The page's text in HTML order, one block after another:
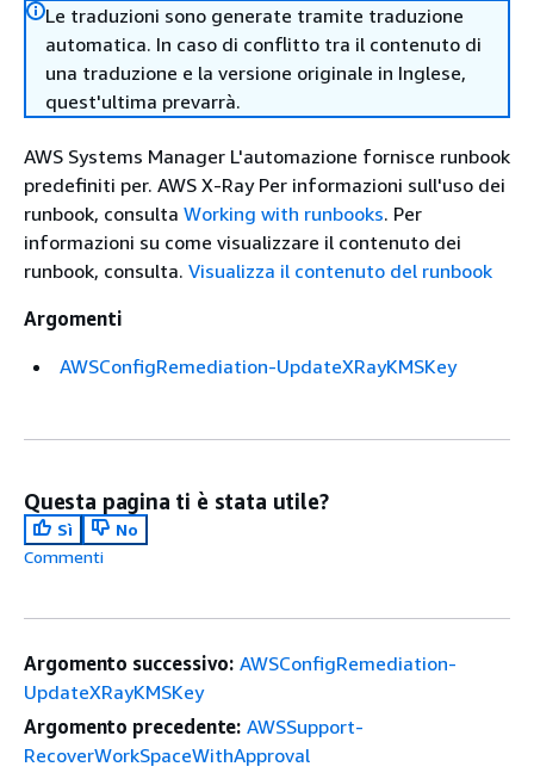
Le traduzioni sono generate tramite traduzione
automatica. In caso di conflitto tra il contenuto di
una traduzione e la versione originale in Inglese,
quest'ultima prevarrà.
AWS Systems Manager L'automazione fornisce runbook
predefiniti per. AWS X-Ray Per informazioni sull'uso dei
runbook, consulta Working with runbooks. Per
informazioni su come visualizzare il contenuto dei
runbook, consulta. Visualizza il contenuto del runbook
Argomenti
AWSConfigRemediation-UpdateXRayKMSKey
Questa pagina ti è stata utile?
Sì
No
Commenti
Argomento successivo: AWSConfigRemediation-
UpdateXRayKMSKey
Argomento precedente: AWSSupport-
RecoverWorkSpaceWithApproval